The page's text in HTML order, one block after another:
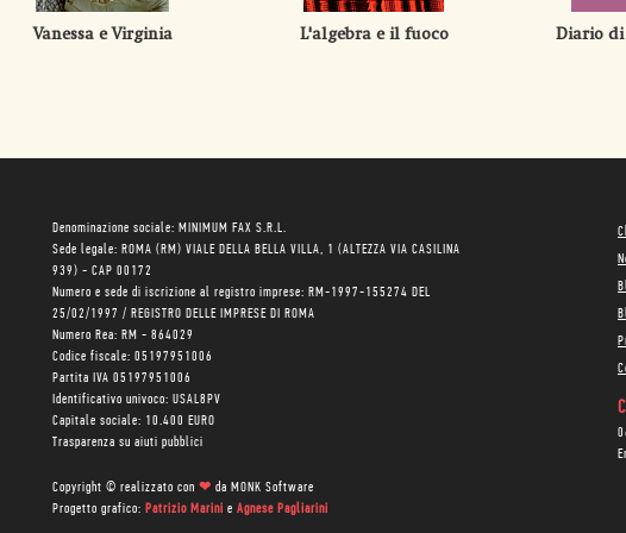
Vanessa e Virginia L'algebra e il fuoco Diario
Denominazione sociale: MINIMUM FAX S.R.L.
Sede legale: ROMA (RM) VIALE DELLA BELLA VILLA, 1 (ALTEZZA VIA CASILINA
939) - CAP 00172
Numero e sede di iscrizione al registro imprese: RM-1997-155274 DEL
25/02/1997 / REGISTRO DELLE IMPRESE DI ROMA
Numero Rea: RM - 864029
Codice fiscale: 05197951006
Partita IVA 05197951006
Identificativo univoco: USAL8PV
Capitale sociale: 10.400 EURO
Trasparenza su aiuti pubblici
Copyright © realizzato con ❤ da MONK Software
Progetto grafico: Patrizio Marini e Agnese Pagliarini